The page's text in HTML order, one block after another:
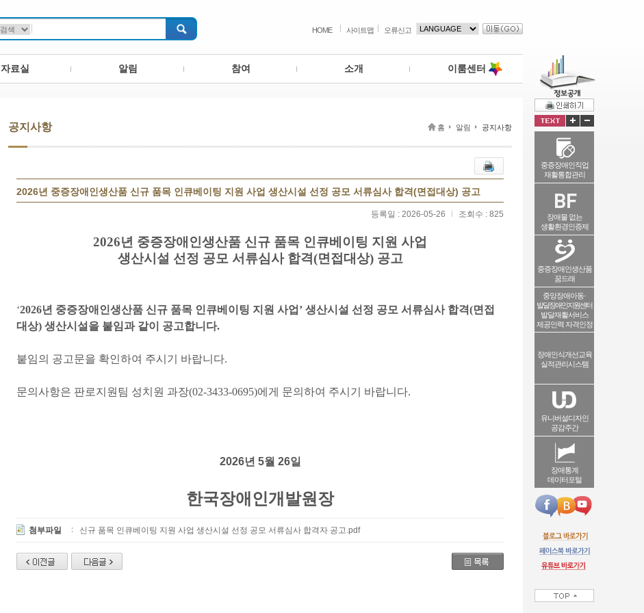
HOME 사이트맵 오류신고
자료실 알림 참여 소개 이룸센터
공지사항 홈 알림 공지사항
2026년 중증장애인생산품 신규 품목 인큐베이팅 지원 사업 생산시설 선정 공모 서류심사 합격(면접대상) 공고
등록일 : 2026-05-26 조회수 : 825
2026년 중증장애인생산품 신규 품목 인큐베이팅 지원 사업
생산시설 선정 공모 서류심사 합격(면접대상) 공고
‘2026년 중증장애인생산품 신규 품목 인큐베이팅 지원 사업 ’ 생산시설 선정 공모 서류심사 합격(면접
대상) 생산시설을 붙임과 같이 공고합니다.
붙임의 공고문을 확인하여 주시기 바랍니다.
문의사항은 판로지원팀 성치원 과장(02-3433-0695)에게 문의하여 주시기 바랍니다.
2026년 5월 26일
한국장애인개발원장
첨부파일 신규 품목 인큐베이팅 지원 사업 생산시설 선정 공모 서류심사 합격자 공고.pdf
중증장애인직업
재활통합관리
장애물 없는
생활환경인증제
중증장애인생산품
꿈드래
중앙장애아동·
발달장애인지원센터
발달재활서비스
제공인력 자격인정
장애인식개선교육
실적관리시스템
유니버설디자인
공감주간
장애통계
데이터포털